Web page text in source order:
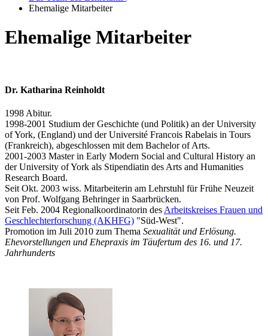
Ehemalige Mitarbeiter
Ehemalige Mitarbeiter
Dr. Katharina Reinholdt
1998 Abitur.
1998-2001 Studium der Geschichte (und Politik) an der University
of York, (England) und der Université Francois Rabelais in Tours
(Frankreich), abgeschlossen mit dem Bachelor of Arts.
2001-2003 Master in Early Modern Social and Cultural History an
der University of York als Stipendiatin des Arts and Humanities
Research Board.
Seit Okt. 2003 wiss. Mitarbeiterin am Lehrstuhl für Frühe Neuzeit
von Prof. Wolfgang Behringer in Saarbrücken.
Seit Feb. 2004 Regionalkoordinatorin desArbeitskreises Frauen und
Geschlechterforschung (AKHFG) "Süd-West".
Promotion im Juli 2010 zum Thema Sexualität und Erlösung.
Ehevorstellungen und Ehepraxis im Täufertum des 16. und 17.
Jahrhunderts